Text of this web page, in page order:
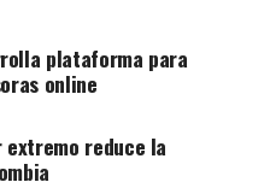
plataforma para
online
reduce la